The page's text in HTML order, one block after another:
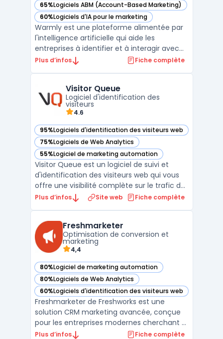
65%Logiciels ABM (Account-Based Marketing)
— voir Warmly dans cette catégorie
60%Logiciels d'IA pour le marketing
— voir Warmly dans cette catégorie
Warmly est une plateforme alimentée par
l'intelligence artificielle qui aide les
entreprises à identifier et à interagir avec
des visiteurs à fort potentiel sur leur site
commerciales et marketing de repérer les
visiteurs anonyme ...
Plus d’infos Fiche complète
Visitor Queue
Logiciel d'identification des
visiteurs
4.6
95%Logiciels d'identification des visiteurs web
— voir Visitor Queue dans cette catégorie
75%Logiciels de Web Analytics
— voir Visitor Queue dans cette catégorie
55%Logiciel de marketing automation
— voir Visitor Queue dans cette catégorie
Visitor Queue est un logiciel de suivi et
d'identification des visiteurs web qui vous
offre une visibilité complète sur le trafic de
votre site internet. Grâce à des
suivre en temps réel les parcours
utilisateurs, les page ...
Plus d’infos Site web Fiche complète
Freshmarketer
Optimisation de conversion et
marketing
4,4
80%Logiciel de marketing automation
— voir Freshmarketer dans cette catégorie
80%Logiciels de Web Analytics
— voir Freshmarketer dans cette catégorie
60%Logiciels d'identification des visiteurs web
— voir Freshmarketer dans cette catégorie
Freshmarketer de Freshworks est une
solution CRM marketing avancée, conçue
pour les entreprises modernes cherchant à
optimiser leurs stratégies de marketing
Plus d’infos Fiche complète